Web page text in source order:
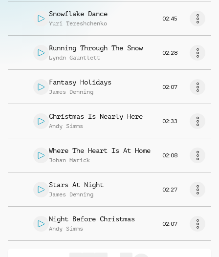
Snowflake Dance
Yuri Tereshchenko
02:45
Running Through The Snow
Lyndn Gauntlett
02:28
Fantasy Holidays
James Denning
02:07
Christmas Is Nearly Here
Andy Simms
02:33
Where The Heart Is At Home
Johan Marick
02:08
Stars At Night
James Denning
02:27
Night Before Christmas
Andy Simms
02:07